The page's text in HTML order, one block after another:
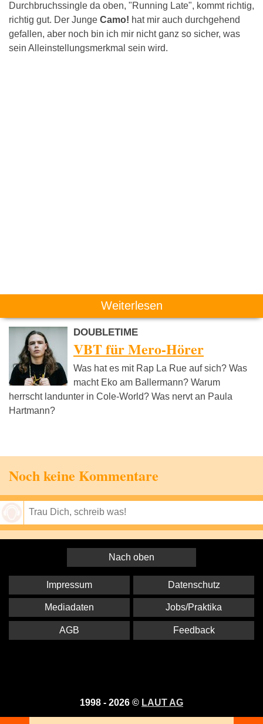
Durchbruchssingle da oben, "Running Late", kommt richtig,
richtig gut. Der Junge Camo! hat mir auch durchgehend
gefallen, aber noch bin ich mir nicht ganz so sicher, was
sein Alleinstellungsmerkmal sein wird.
Weiterlesen
DOUBLETIME
VBT für Mero-Hörer
Was hat es mit Rap La Rue auf sich? Was
macht Eko am Ballermann? Warum
herrscht landunter in Cole-World? Was nervt an Paula
Hartmann?
Noch keine Kommentare
Nach oben
1998 - 2026 © LAUT AG
Impressum Datenschutz
Mediadaten Jobs/Praktika
AGB Feedback